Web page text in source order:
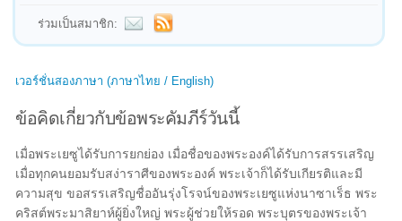
ร่วมเป็นสมาชิก:
เวอร์ชั่นสองภาษา (ภาษาไทย / English)
ข้อคิดเกี่ยวกับข้อพระคัมภีร์วันนี้
เมื่อพระเยซูได้รับการยกย่อง เมื่อชื่อของพระองค์ได้รับการสรรเสริญ
เมื่อทุกคนยอมรับสง่าราศีของพระองค์ พระเจ้าก็ได้รับเกียรติและมี
ความสุข ขอสรรเสริญชื่ออันรุ่งโรจน์ของพระเยซูแห่งนาซาเร็ธ พระ
คริสต์พระมาสิยาห์ผู้ยิ่งใหญ่ พระผู้ช่วยให้รอด พระบุตรของพระเจ้า